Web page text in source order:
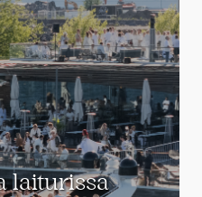
laiturissa